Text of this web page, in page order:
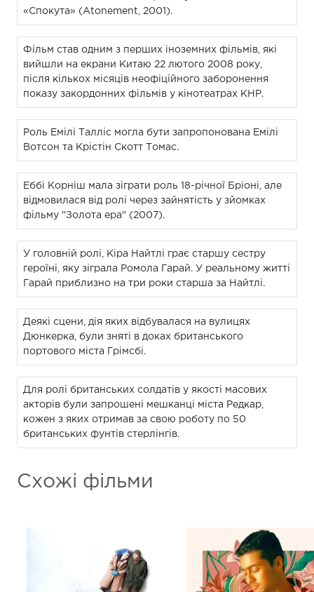
«Спокута» (Atonement, 2001).
Фільм став одним з перших іноземних фільмів, які
вийшли на екрани Китаю 22 лютого 2008 року,
після кількох місяців неофіційного заборонення
показу закордонних фільмів у кінотеатрах КНР.
Роль Емілі Талліс могла бути запропонована Емілі
Вотсон та Крістін Скотт Томас.
Еббі Корніш мала зіграти роль 18-річної Бріоні, але
відмовилася від ролі через зайнятість у зйомках
фільму "Золота ера" (2007).
У головній ролі, Кіра Найтлі грає старшу сестру
героїні, яку зіграла Ромола Гарай. У реальному житті
Гарай приблизно на три роки старша за Найтлі.
Деякі сцени, дія яких відбувалася на вулицях
Дюнкерка, були зняті в доках британського
портового міста Грімсбі.
Для ролі британських солдатів у якості масових
акторів були запрошені мешканці міста Редкар,
кожен з яких отримав за свою роботу по 50
британських фунтів стерлінгів.
Схожі фільми